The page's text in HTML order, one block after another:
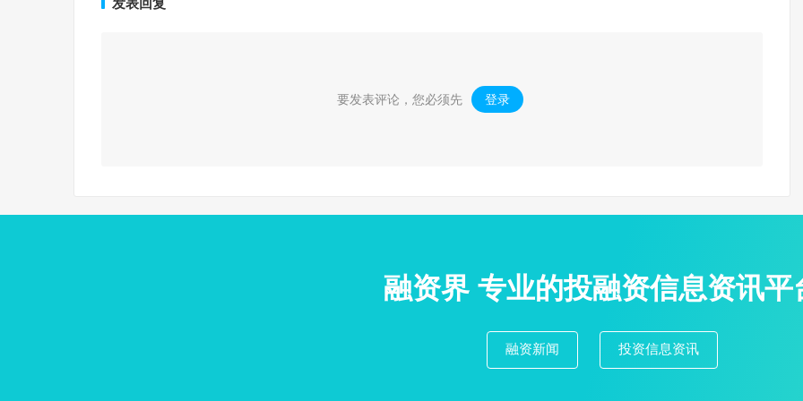
发表回复
要发表评论，您必须先 登录 。
融资界 专业的投融资信息资讯平
融资新闻 投资信息资讯